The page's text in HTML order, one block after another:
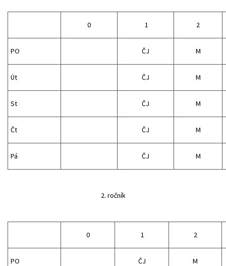
0 1 2
PO ČJ M
Út ČJ M
St ČJ M
Čt ČJ M
Pá ČJ M
2. ročník
0 1 2
PO ČJ M